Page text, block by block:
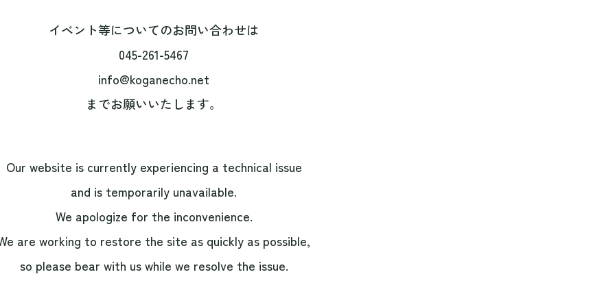
イベント等についてのお問い合わせは
045-261-5467
info@koganecho.net
までお願いいたします。
Our website is currently experiencing a technical issue
and is temporarily unavailable.
We apologize for the inconvenience.
are working to restore the site as quickly as possible,
so please bear with us while we resolve the issue.